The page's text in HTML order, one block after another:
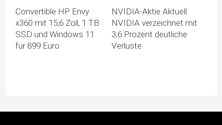
Convertible HP Envy
x360 mit 15,6 Zoll, 1 TB
SSD und Windows 11
für 899 Euro
NVIDIA-Aktie Aktuell:
NVIDIA verzeichnet mit
3,6 Prozent deutliche
Verluste